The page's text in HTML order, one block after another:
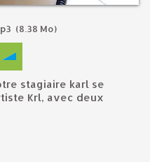
(8.38 Mo)
Krl, avec deux